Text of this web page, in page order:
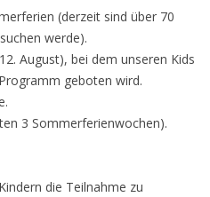
(derzeit sind über 70
werde).
August), bei dem unseren Kids
geboten wird.
3 Sommerferienwochen).
die Teilnahme zu